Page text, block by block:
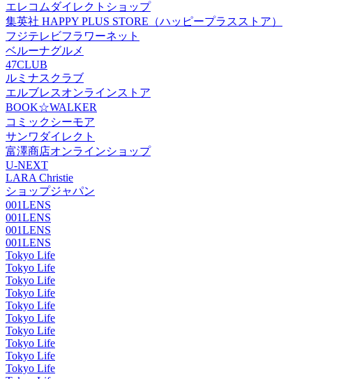
エレコムダイレクトショップ
集英社 HAPPY PLUS STORE（ハッピープラスストア）
フジテレビフラワーネット
ベルーナグルメ
47CLUB
ルミナスクラブ
エルブレスオンラインストア
BOOK☆WALKER
コミックシーモア
サンワダイレクト
富澤商店オンラインショップ
U-NEXT
LARA Christie
ショップジャパン
001LENS
001LENS
001LENS
001LENS
Tokyo Life
Tokyo Life
Tokyo Life
Tokyo Life
Tokyo Life
Tokyo Life
Tokyo Life
Tokyo Life
Tokyo Life
Tokyo Life